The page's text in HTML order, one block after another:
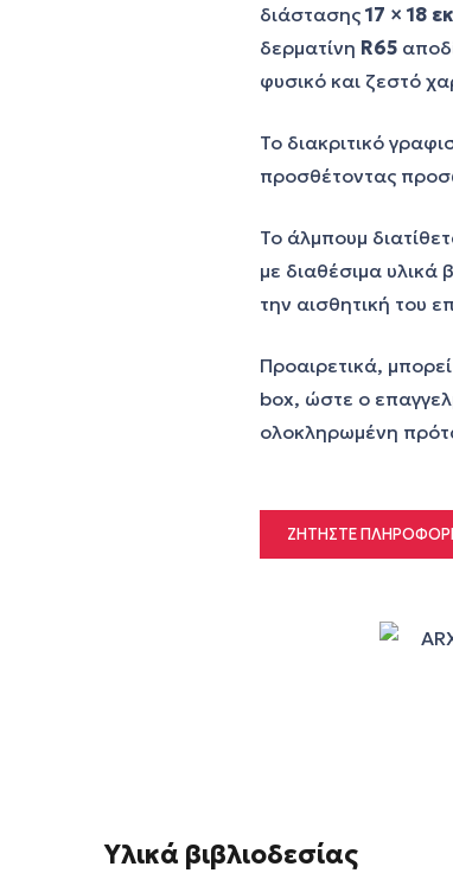
διάστασης 17 × 18
δερματίνη R65
φυσικό και ζεστό
Το διακριτικό
προσθέτοντας
Το άλμπουμ
με διαθέσιμα υλικά
την αισθητική του
Προαιρετικά,
box, ώστε ο
ολοκληρωμένη
ΖΗΤΉΣΤΕ
Υλικά βιβλιοδεσίας